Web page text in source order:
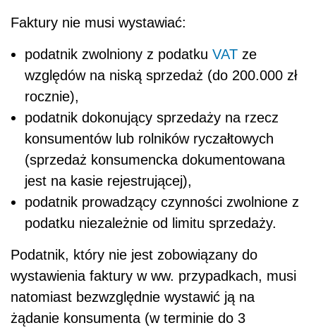
Faktury nie musi wystawiać:
podatnik zwolniony z podatku VAT ze
względów na niską sprzedaż (do 200.000 zł
rocznie),
podatnik dokonujący sprzedaży na rzecz
konsumentów lub rolników ryczałtowych
(sprzedaż konsumencka dokumentowana
jest na kasie rejestrującej),
podatnik prowadzący czynności zwolnione z
podatku niezależnie od limitu sprzedaży.
Podatnik, który nie jest zobowiązany do
wystawienia faktury w ww. przypadkach, musi
natomiast bezwzględnie wystawić ją na
żądanie konsumenta (w terminie do 3